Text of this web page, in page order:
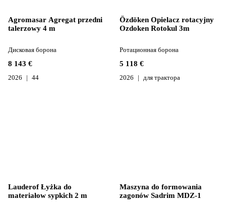
Agromasar Agregat przedni
talerzowy 4 m
8 143 €
Дисковая борона
2026 44
Özdöken Opielacz rotacyjny
Ozdoken Rotokul 3m
5 118 €
Ротационная борона
2026 для трактора
Lauderof Łyżka do
materiałow sypkich 2 m
Maszyna do formowania
zagonów Sadrim MDZ-1